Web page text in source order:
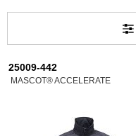
25009-442
MASCOT® ACCELERATE